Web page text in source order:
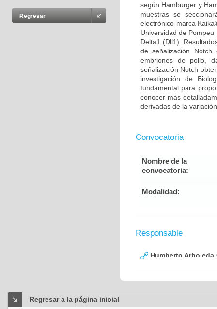
Regresar
según Hamburger y
muestras se
electrónico marca
Universidad de
Delta1 (Dll1).
de señalización
embriones de pollo,
señalización Notch
investigación de
fundamental para
conocer más
derivadas de la
Convocatoria
Nombre de la
convocatoria:
Modalidad:
Responsable
Humberto Arboleda
Regresar a la página inicial